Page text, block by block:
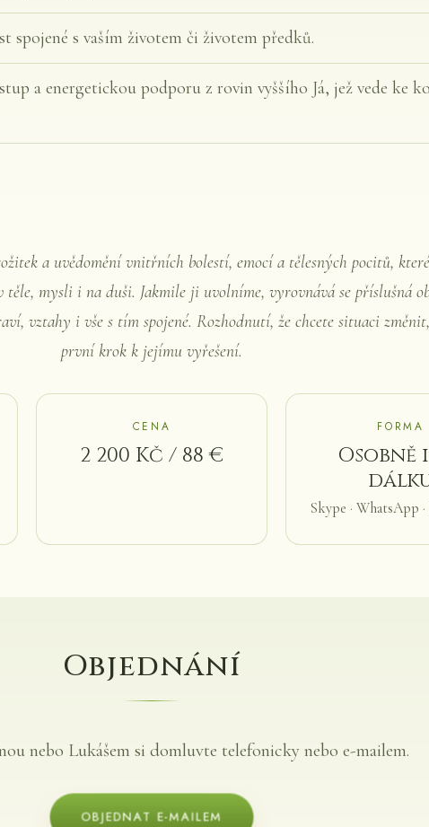
spojené s vaším životem či životem předků.
a energetickou podporu z rovin vyššího Já, jež vede ke
a uvědomění vnitřních bolestí, emocí a tělesných pocitů, které
mysli i na duši. Jakmile ji uvolníme, vyrovnává se příslušná
vztahy i vše s tím spojené. Rozhodnutí, že chcete situaci
první krok k jejímu vyřešení.
CENA
2 200 Kč / 88 €
FORMA
Osobně
Skype · WhatsApp
Objednání
nebo Lukášem si domluvte telefonicky nebo e-mailem.
OBJEDNAT E-MAILEM